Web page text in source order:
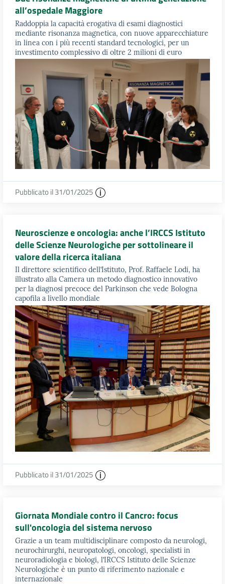
all’ospedale Maggiore
Raddoppia la capacità erogativa di esami diagnostici
mediante risonanza magnetica, con nuove apparecchiature
in linea con i più recenti standard tecnologici, per un
investimento complessivo di oltre 2 milioni di euro
Pubblicato il 31/01/2025
Neuroscienze e oncologia: anche l’IRCCS Istituto
delle Scienze Neurologiche per sottolineare il
valore della ricerca italiana
Il direttore scientifico dell’Istituto, Prof. Raffaele Lodi, ha
illustrato alla Camera un metodo diagnostico innovativo
per la diagnosi precoce del Parkinson che vede Bologna
capofila a livello mondiale
Pubblicato il 31/01/2025
Giornata Mondiale contro il Cancro: focus
sull'oncologia del sistema nervoso
Grazie a un team multidisciplinare composto da neurologi,
neurochirurghi, neuropatologi, oncologi, specialisti in
neuroradiologia e biologi, l’IRCCS Istituto delle Scienze
Neurologiche è un punto di riferimento nazionale e
internazionale